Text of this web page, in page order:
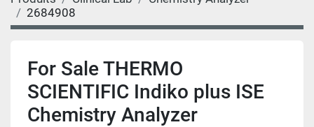
2684908
For Sale THERMO
SCIENTIFIC Indiko plus ISE
Chemistry Analyzer